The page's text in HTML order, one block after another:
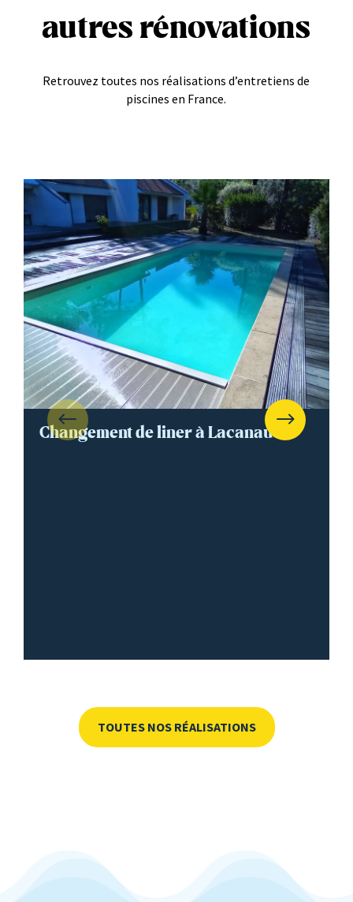
autres rénovations
Retrouvez toutes nos réalisations d’entretiens de
piscines en France.
Changement de liner à Lacanau
TOUTES NOS RÉALISATIONS